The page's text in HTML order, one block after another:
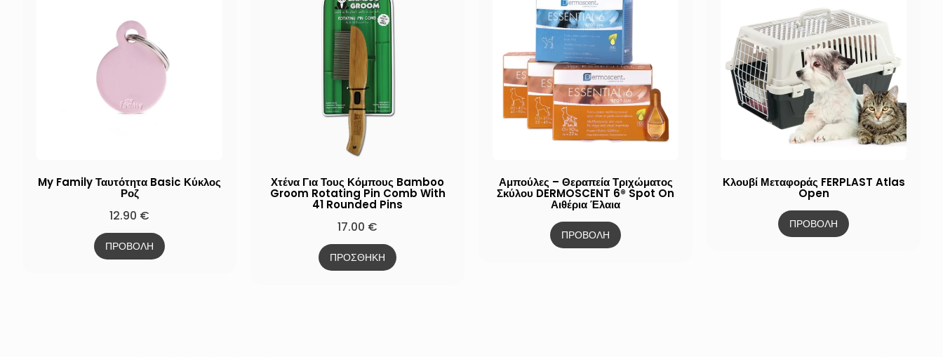
My Family Ταυτότητα Basic Κύκλος
Ροζ
12.90 €
ΠΡΟΒΟΛΗ
Χτένα Για Τους Κόμπους Bamboo
Groom Rotating Pin Comb With
41 Rounded Pins
17.00 €
ΠΡΟΣΘΗΚΗ
Αμπούλες – Θεραπεία Τριχώματος
Σκύλου DERMOSCENT 6® Spot On
Αιθέρια Έλαια
ΠΡΟΒΟΛΗ
Κλουβί Μεταφοράς FERPLAST Atlas
Open
ΠΡΟΒΟΛΗ